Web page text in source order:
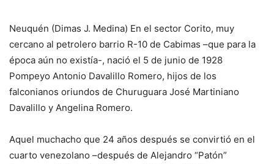
Neuquén (Dimas J. Medina) En el sector Corito, muy
cercano al petrolero barrio R-10 de Cabimas –que para la
época aún no existía-, nació el 5 de junio de 1928
Pompeyo Antonio Davalillo Romero, hijos de los
falconianos oriundos de Churuguara José Martiniano
Davalillo y Angelina Romero.
Aquel muchacho que 24 años después se convirtió en el
cuarto venezolano –después de Alejandro “Patón”